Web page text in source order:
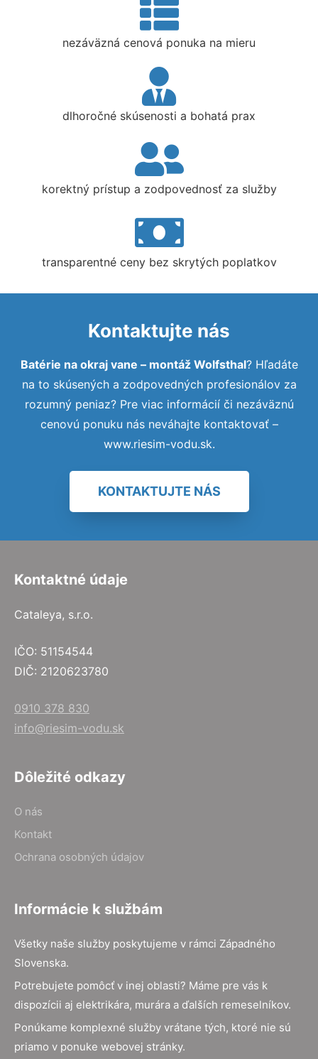
nezáväzná cenová ponuka na mieru
dlhoročné skúsenosti a bohatá prax
korektný prístup a zodpovednosť za služby
transparentné ceny bez skrytých poplatkov
Kontaktujte nás
Batérie na okraj vane – montáž Wolfsthal? Hľadáte
na to skúsených a zodpovedných profesionálov za
rozumný peniaz? Pre viac informácií či nezáväznú
cenovú ponuku nás neváhajte kontaktovať –
www.riesim-vodu.sk.
KONTAKTUJTE NÁS
Kontaktné údaje
Cataleya, s.r.o.
IČO: 51154544
DIČ: 2120623780
0910 378 830
info@riesim-vodu.sk
Dôležité odkazy
O nás
Kontakt
Ochrana osobných údajov
Informácie k službám
Všetky naše služby poskytujeme v rámci Západného
Slovenska.
Potrebujete pomôcť v inej oblasti? Máme pre vás k
dispozícii aj elektrikára, murára a ďalších remeselníkov.
Ponúkame komplexné služby vrátane tých, ktoré nie sú
priamo v ponuke webovej stránky.